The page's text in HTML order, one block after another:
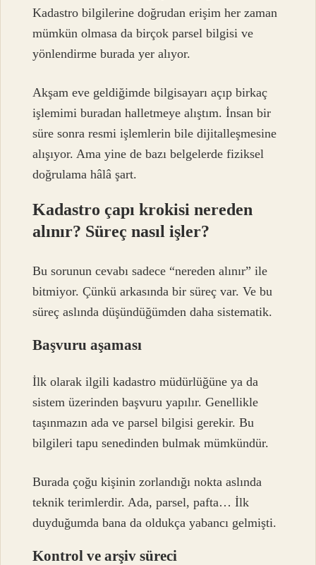
Kadastro bilgilerine doğrudan erişim her zaman
mümkün olmasa da birçok parsel bilgisi ve
yönlendirme burada yer alıyor.
Akşam eve geldiğimde bilgisayarı açıp birkaç
işlemimi buradan halletmeye alıştım. İnsan bir
süre sonra resmi işlemlerin bile dijitalleşmesine
alışıyor. Ama yine de bazı belgelerde fiziksel
doğrulama hâlâ şart.
Kadastro çapı krokisi nereden
alınır? Süreç nasıl işler?
Bu sorunun cevabı sadece “nereden alınır” ile
bitmiyor. Çünkü arkasında bir süreç var. Ve bu
süreç aslında düşündüğümden daha sistematik.
Başvuru aşaması
İlk olarak ilgili kadastro müdürlüğüne ya da
sistem üzerinden başvuru yapılır. Genellikle
taşınmazın ada ve parsel bilgisi gerekir. Bu
bilgileri tapu senedinden bulmak mümkündür.
Burada çoğu kişinin zorlandığı nokta aslında
teknik terimlerdir. Ada, parsel, pafta… İlk
duyduğumda bana da oldukça yabancı gelmişti.
Kontrol ve arşiv süreci